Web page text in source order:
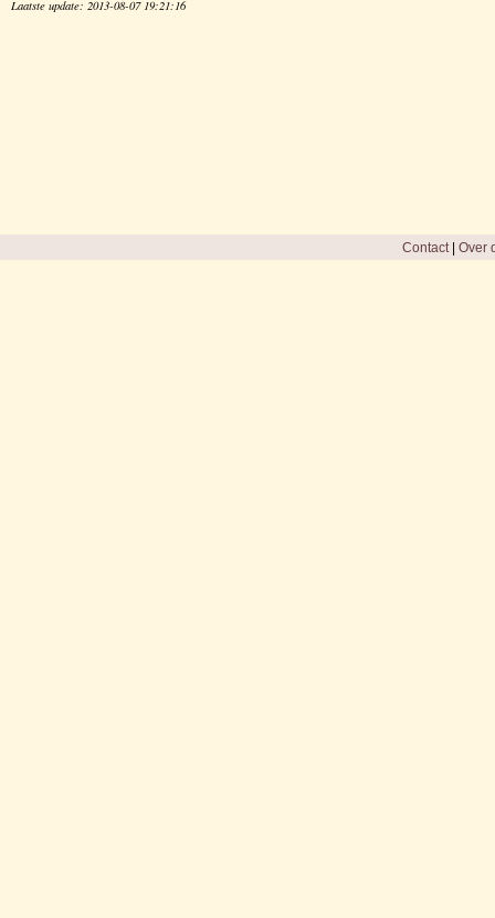
Laatste update: 2013-08-07 19:21:16
Contact| Over